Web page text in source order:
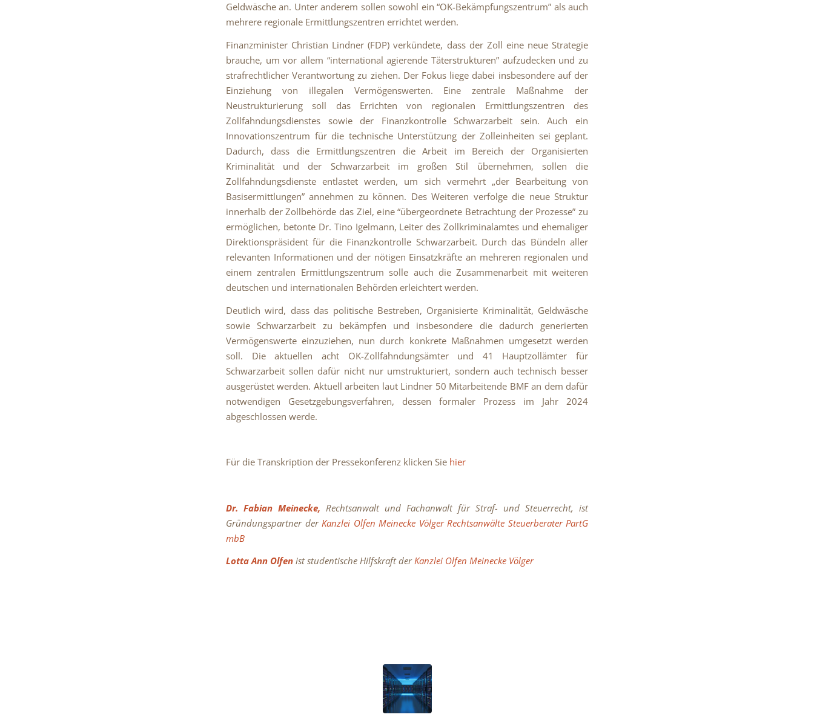
Geldwäsche an. Unter anderem sollen sowohl ein “OK-Bekämpfungszentrum” als auch
mehrere regionale Ermittlungszentren errichtet werden.
Finanzminister Christian Lindner (FDP) verkündete, dass der Zoll eine neue Strategie
brauche, um vor allem “international agierende Täterstrukturen” aufzudecken und zu
strafrechtlicher Verantwortung zu ziehen. Der Fokus liege dabei insbesondere auf der
Einziehung von illegalen Vermögenswerten. Eine zentrale Maßnahme der
Neustrukturierung soll das Errichten von regionalen Ermittlungszentren des
Zollfahndungsdienstes sowie der Finanzkontrolle Schwarzarbeit sein. Auch ein
Innovationszentrum für die technische Unterstützung der Zolleinheiten sei geplant.
Dadurch, dass die Ermittlungszentren die Arbeit im Bereich der Organisierten
Kriminalität und der Schwarzarbeit im großen Stil übernehmen, sollen die
Zollfahndungsdienste entlastet werden, um sich vermehrt „der Bearbeitung von
Basisermittlungen” annehmen zu können. Des Weiteren verfolge die neue Struktur
innerhalb der Zollbehörde das Ziel, eine “übergeordnete Betrachtung der Prozesse” zu
ermöglichen, betonte Dr. Tino Igelmann, Leiter des Zollkriminalamtes und ehemaliger
Direktionspräsident für die Finanzkontrolle Schwarzarbeit. Durch das Bündeln aller
relevanten Informationen und der nötigen Einsatzkräfte an mehreren regionalen und
einem zentralen Ermittlungszentrum solle auch die Zusammenarbeit mit weiteren
deutschen und internationalen Behörden erleichtert werden.
Deutlich wird, dass das politische Bestreben, Organisierte Kriminalität, Geldwäsche
sowie Schwarzarbeit zu bekämpfen und insbesondere die dadurch generierten
Vermögenswerte einzuziehen, nun durch konkrete Maßnahmen umgesetzt werden
soll. Die aktuellen acht OK-Zollfahndungsämter und 41 Hauptzollämter für
Schwarzarbeit sollen dafür nicht nur umstrukturiert, sondern auch technisch besser
ausgerüstet werden. Aktuell arbeiten laut Lindner 50 Mitarbeitende BMF an dem dafür
notwendigen Gesetzgebungsverfahren, dessen formaler Prozess im Jahr 2024
abgeschlossen werde.
Für die Transkription der Pressekonferenz klicken Sie hier
Dr. Fabian Meinecke, Rechtsanwaltund Fachanwalt für Straf- und Steuerrecht, ist
Gründungspartner der Kanzlei Olfen Meinecke Völger Rechtsanwälte Steuerberater PartG
mbB
Lotta Ann Olfen ist studentische Hilfskraft derKanzlei Olfen Meinecke Völger